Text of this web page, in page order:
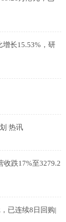
增长15.53%，研
热讯
收跌17%至3279.2
已连续8日回购|